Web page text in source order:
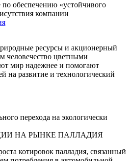
обеспечению «устойчивого
компании
ресурсы и акционерный
человечество цветными
мир надежнее и помогают
на развитие и технологический
перехода на экологически
НА РЫНКЕ ПАЛЛАДИЯ
котировок палладия, связанный